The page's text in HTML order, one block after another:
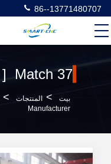
86--13771480707
بيت > المنتجات >
Manufacturer